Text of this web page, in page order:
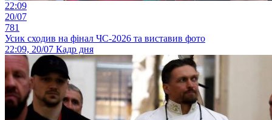
22:09
20/07
781
Усик сходив на фінал ЧС-2026 та виставив фото
22:09, 20/07 Кадр дня